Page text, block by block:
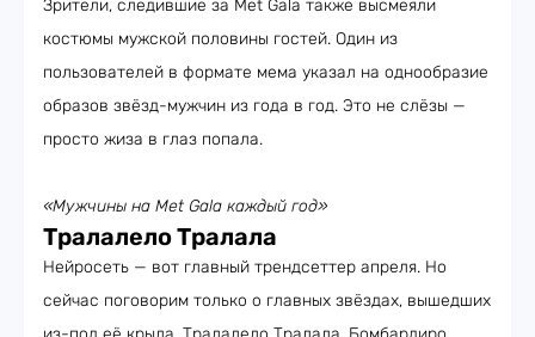
Зрители, следившие за Met Gala также высмеяли
костюмы мужской половины гостей. Один из
пользователей в формате мема указал на однообразие
образов звёзд-мужчин из года в год. Это не слёзы —
просто жиза в глаз попала.
«Мужчины на Met Gala каждый год»
Тралалело Тралала
Нейросеть — вот главный трендсеттер апреля. Но
сейчас поговорим только о главных звёздах, вышедших